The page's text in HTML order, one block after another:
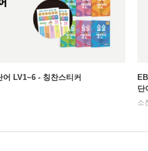
어 LV1~6 - 칭찬스티커
단
소